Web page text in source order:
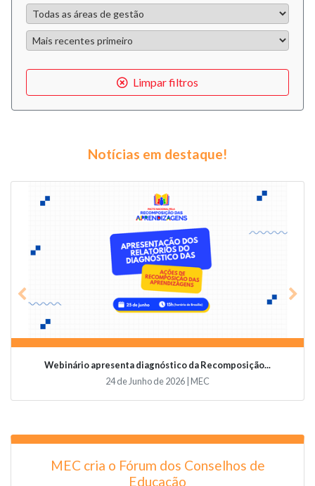
Limpar filtros
Notícias em destaque!
Webinário apresenta diagnóstico da Recomposição...
24 de Junho de 2026 | MEC
Previous
MEC cria o Fórum dos Conselhos de
Educação